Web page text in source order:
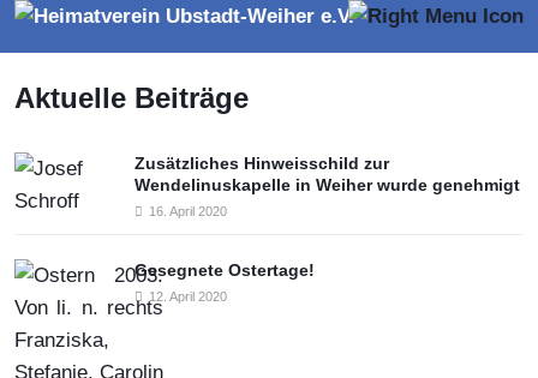
Aktuelle Beiträge
Zusätzliches Hinweisschild zur
Wendelinuskapelle in Weiher wurde genehmigt
16. April 2020
Gesegnete Ostertage!
12. April 2020